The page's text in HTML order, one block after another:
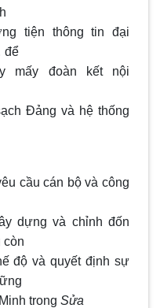
tiện thông tin đại
để
mấy đoàn kết nội
Đảng và hệ thống
cầu cán bộ và công
dựng và chỉnh đốn
còn
độ và quyết định sự
trong Sửa